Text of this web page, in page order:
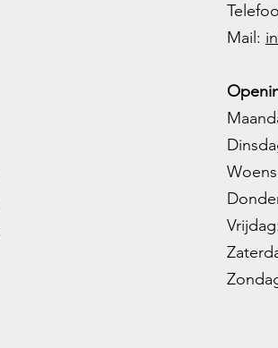
Mail: